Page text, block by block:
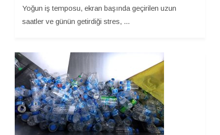
Yoğun iş temposu, ekran başında geçirilen uzun
saatler ve günün getirdiği stres, ...